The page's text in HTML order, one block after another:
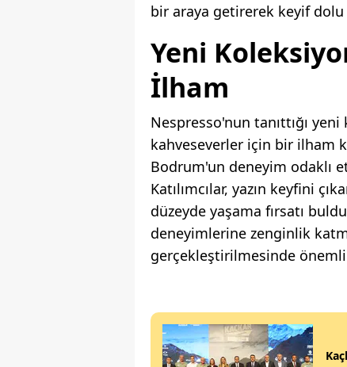
bir araya getirerek keyif
Yeni
İlham
Nespresso'nun tanıttığı
kahveseverler için bir ilham
Bodrum'un deneyim odaklı
Katılımcılar, yazın keyfini
düzeyde yaşama fırsatı
deneyimlerine zenginlik
gerçekleştirilmesinde